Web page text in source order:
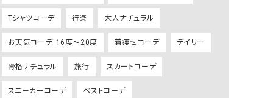
GO TO HOLLYWOOD（ゴートゥーハリウ
ッド）
G-STAR RAW（ジースターロウ）
GOOD SPEED（グッドスピード）
GAIMO（ガイモ）
Tシャツコーデ 行楽 大人ナチュラル
お天気コーデ_16度～20度 着痩せコーデ デイリー
骨格ナチュラル 旅行 スカートコーデ
スニーカーコーデ ベストコーデ